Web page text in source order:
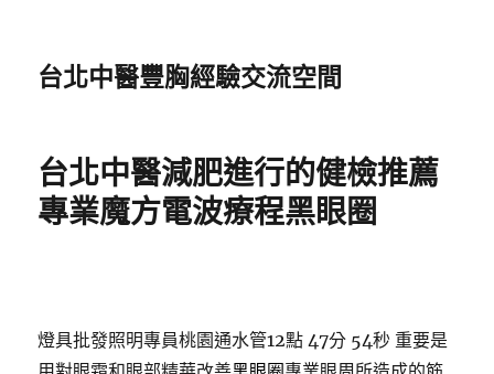
台北中醫豐胸經驗交流空間
台北中醫減肥進行的健檢推薦
專業魔方電波療程黑眼圈
燈具批發照明專員桃園通水管12點 47分 54秒 重要是